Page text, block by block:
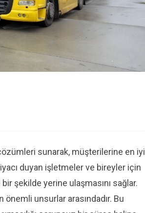
sunarak, müşterilerine en iyi
duyan işletmeler ve bireyler için
şekilde yerine ulaşmasını sağlar.
unsurlar arasındadır. Bu